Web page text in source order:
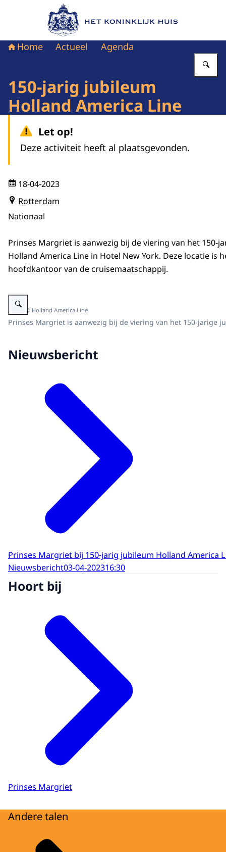
Naar de homepage van Het Koninklijk Huis
Home Actueel Agenda
150-jarig jubileum
Holland America Line
Let op!
Deze activiteit heeft al plaatsgevonden.
18-04-2023
Rotterdam
Nationaal
Prinses Margriet is aanwezig bij de viering van het 150-
Holland America Line in Hotel New York. Deze locatie is
hoofdkantoor van de cruisemaatschappij.
Vergroot afbeelding Prinses Margriet bij150-jarig jubileum Holland America
Beeld: © Holland America Line
Prinses Margriet is aanwezig bij de viering van het 150-jarige
Nieuwsbericht
Prinses Margriet bij 150-jarig jubileum Holland America
Nieuwsbericht03-04-202316:30
Hoort bij
Prinses Margriet
Andere talen